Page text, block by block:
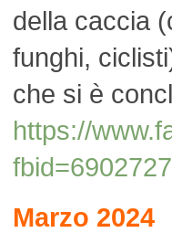
della caccia
funghi,
che si è
https://
Marzo 2024